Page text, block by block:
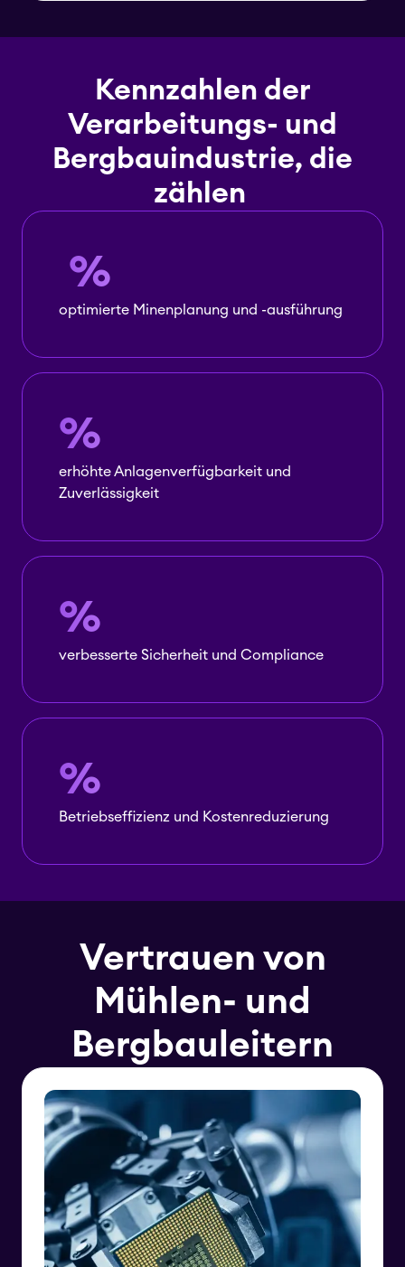
Kennzahlen der
Verarbeitungs- und
Bergbauindustrie, die
zählen
%
optimierte Minenplanung und -ausführung
%
erhöhte Anlagenverfügbarkeit und
Zuverlässigkeit
%
verbesserte Sicherheit und Compliance
%
Betriebseffizienz und Kostenreduzierung
Vertrauen von
Mühlen- und
Bergbauleitern